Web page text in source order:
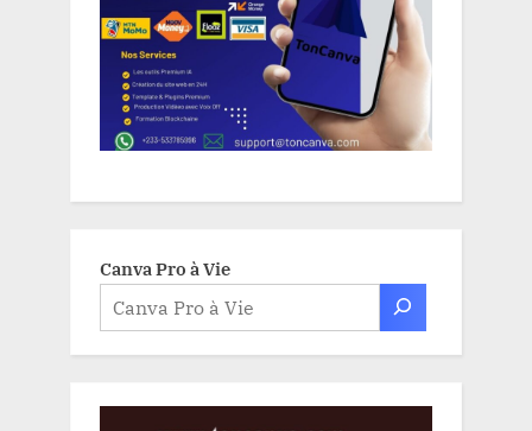
Canva Pro à Vie